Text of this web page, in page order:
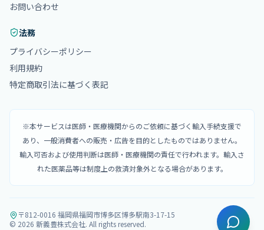
お問い合わせ
法務
プライバシーポリシー
利用規約
特定商取引法に基づく表記
※本サービスは医師・医療機関からのご依頼に基づく輸入手続支援で
あり、一般消費者への販売・広告を目的としたものではありません。
輸入可否および使用判断は医師・医療機関の責任で行われます。輸入さ
れた医薬品等は制度上の救済対象外となる場合があります。
〒812-0016 福岡県福岡市博多区博多駅南3-17-15
© 2026 新義豊株式会社. All rights reserved.